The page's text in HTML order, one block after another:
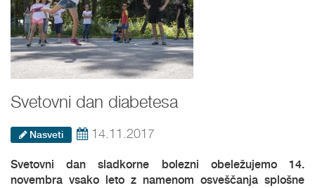
Svetovni dan diabetesa
Nasveti 14.11.2017
Svetovni dan sladkorne bolezni obeležujemo 14.
novembra vsako leto z namenom osveščanja splošne